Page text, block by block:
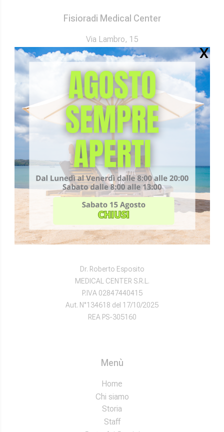
Fisioradi Medical Center
Via Lambro, 15
61121 – Pesaro (PU)
+39 0721 33958
segreteria@fisioradi.it
Fisioterapia Pesaro
Poliambulatorio Pesaro
Diagnostica Pesaro
DIRETTORI SANITARI
Dr. Vittorio Gemmellaro
FISIORADI S.R.L.
P.IVA 02090480415
Aut. N°134612 del 17/10/2025
REA PS-153457
Accreditamento Eccellenza Regione Marche D.R. n. 273 del
13/10/2025
Dr. Roberto Esposito
MEDICAL CENTER S.R.L.
P.IVA 02847440415
Aut. N°134618 del 17/10/2025
REA PS-305160
Menù
Home
Chi siamo
Storia
Staff